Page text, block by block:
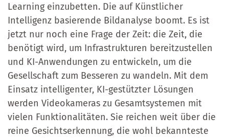
Learning einzubetten. Die auf Künstlicher
Intelligenz basierende Bildanalyse boomt. Es ist
jetzt nur noch eine Frage der Zeit: die Zeit, die
benötigt wird, um Infrastrukturen bereitzustellen
und KI-Anwendungen zu entwickeln, um die
Gesellschaft zum Besseren zu wandeln. Mit dem
Einsatz intelligenter, KI-gestützter Lösungen
werden Videokameras zu Gesamtsystemen mit
vielen Funktionalitäten. Sie reichen weit über die
reine Gesichtserkennung, die wohl bekannteste